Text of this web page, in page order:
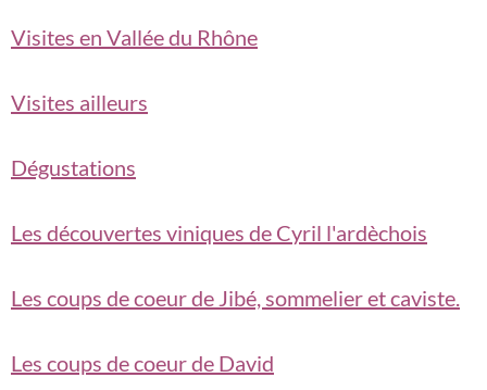
Visites en Vallée du Rhône
Visites ailleurs
Dégustations
Les découvertes viniques de Cyril l'ardèchois
Les coups de coeur de Jibé, sommelier et caviste.
Les coups de coeur de David